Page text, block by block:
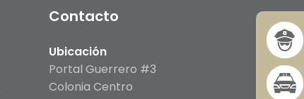
Contacto
Ubicación
Portal Guerrero #3
Colonia Centro